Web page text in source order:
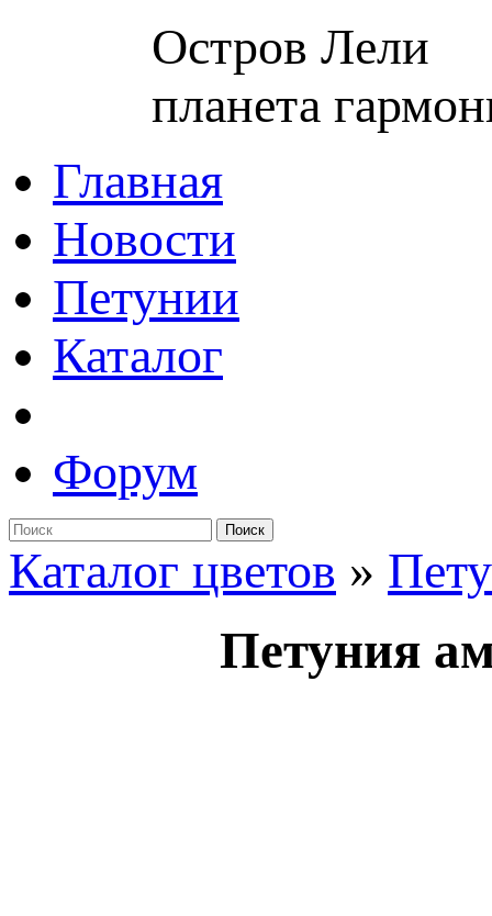
Остров Лели
планета
Главная
Новости
Петунии
Каталог
Форум
Поиск
Каталог цветов »
Петуния